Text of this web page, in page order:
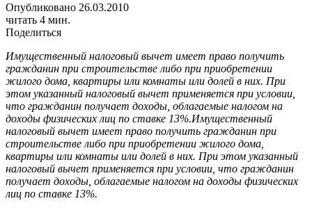
Опубликовано 26.03.2010
читать 4 мин.
Поделиться
Имущественный налоговый вычет имеет право получить
гражданин при строительстве либо при приобретении
жилого дома, квартиры или комнаты или долей в них. При
этом указанный налоговый вычет применяется при условии,
что гражданин получает доходы, облагаемые налогом на
доходы физических лиц по ставке 13%.Имущественный
налоговый вычет имеет право получить гражданин при
строительстве либо при приобретении жилого дома,
квартиры или комнаты или долей в них. При этом указанный
налоговый вычет применяется при условии, что гражданин
получает доходы, облагаемые налогом на доходы физических
лиц по ставке 13%.